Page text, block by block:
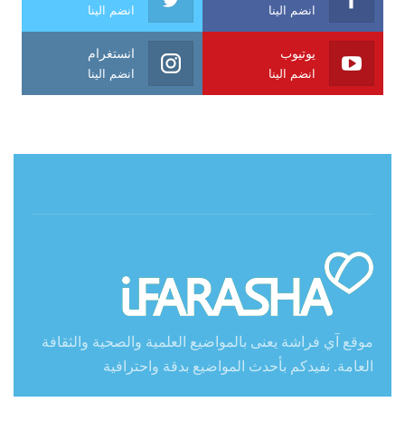
انضم الينا انضم الينا
يوتيوب
انضم الينا
انستغرام
انضم الينا
موقع آي فراشة يعنى بالمواضيع العلمية والصحية والثقافة
العامة. نفيدكم بأحدث المواضيع بدقة واحترافية